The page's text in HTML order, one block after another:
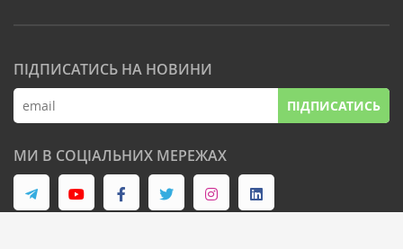
ПІДПИСАТИСЬ НА НОВИНИ
ПІДПИСАТИСЬ
МИ В СОЦІАЛЬНИХ МЕРЕЖАХ